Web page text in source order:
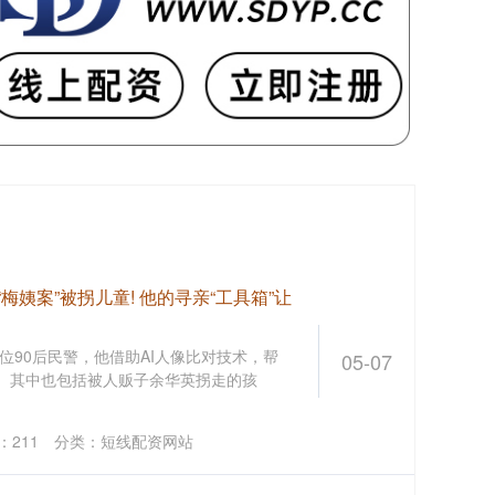
05-07
姨案”被拐儿童! 他的寻亲“工具箱”让
90后民警，他借助AI人像比对技术，帮
中也包括被人贩子余华英拐走的孩
211 分类： 短线配资网站